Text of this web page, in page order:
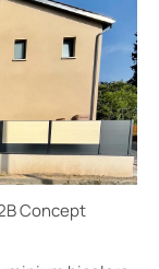
Concept